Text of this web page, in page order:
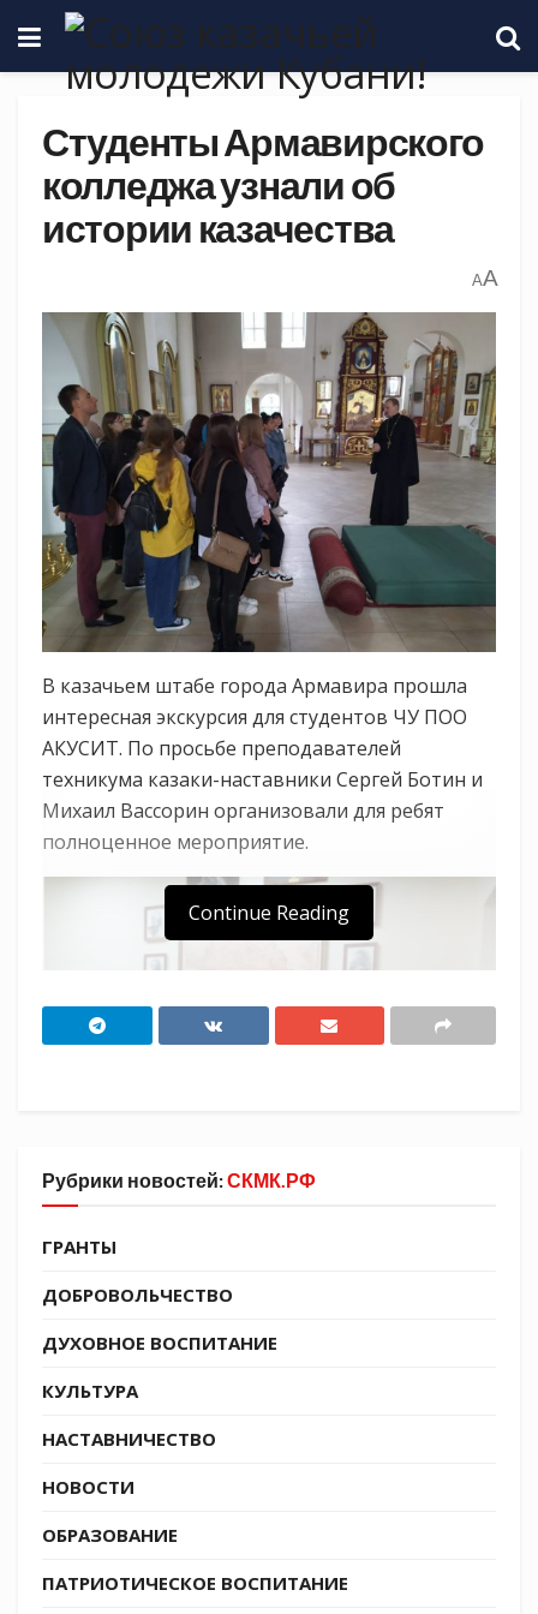
Студенты Армавирского
колледжа узнали об
истории казачества
AA
В казачьем штабе города Армавира прошла
интересная экскурсия для студентов ЧУ ПОО
АКУСИТ. По просьбе преподавателей
техникума казаки-наставники Сергей Ботин и
Михаил Вассорин организовали для ребят
полноценное мероприятие.
установлена в помещении штаба. На ней
периодов развития казачества. Краевед Игорь
Климушин рассказал ребятам об истории
Continue Reading
Рубрики новостей:СКМК.РФ
ГРАНТЫ
ДОБРОВОЛЬЧЕСТВО
ДУХОВНОЕ ВОСПИТАНИЕ
КУЛЬТУРА
НАСТАВНИЧЕСТВО
НОВОСТИ
ОБРАЗОВАНИЕ
ПАТРИОТИЧЕСКОЕ ВОСПИТАНИЕ